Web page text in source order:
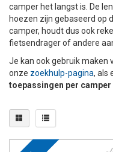
camper het langst is. De
hoezen zijn gebaseerd op
camper, houdt dus ook
fietsendrager of andere
Je kan ook gebruik maken
onze zoekhulp-pagina, als
toepassingen per camper